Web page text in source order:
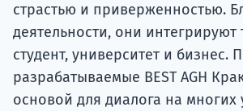
страстью и приверженностью.
деятельности, они интегрируют
студент, университет и бизнес.
разрабатываемые BEST AGH
основой для диалога на многих